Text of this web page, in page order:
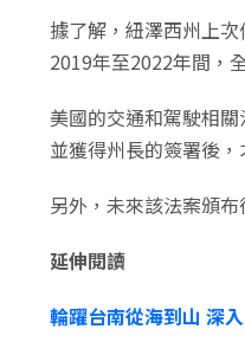
據了解，紐澤西州上
2019年至2022年間，
美國的交通和駕駛相
並獲得州長的簽署後，
另外，未來該法案頒
延伸閱讀
輪躍台南從海到山 深